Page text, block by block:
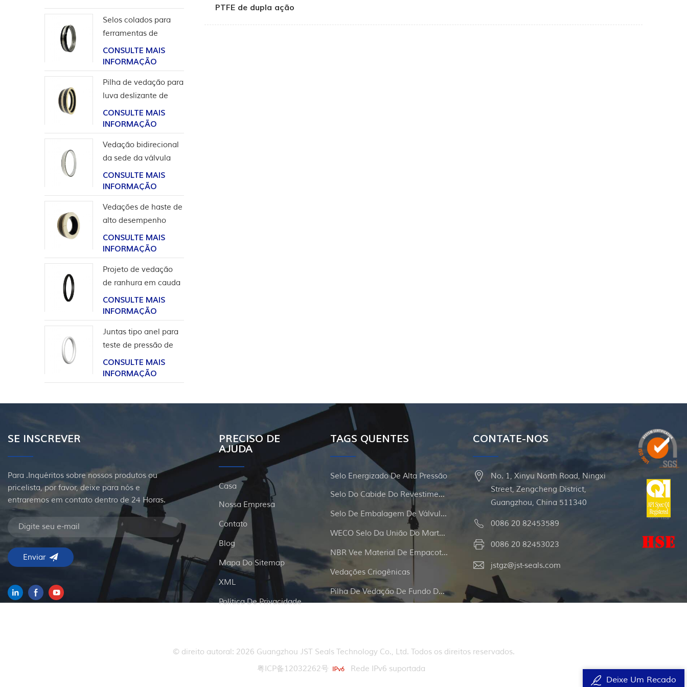
PTFE de dupla ação
Selos colados para
ferramentas de
completação
CONSULTE MAIS
INFORMAÇÃO
Pilha de vedação para
luva deslizante de
ferramentas de poço
CONSULTE MAIS
INFORMAÇÃO
Vedação bidirecional
da sede da válvula
esférica de alta
pressão
CONSULTE MAIS
INFORMAÇÃO
Vedações de haste de
alto desempenho
para aplicação em
hidrogênio
CONSULTE MAIS
INFORMAÇÃO
Projeto de vedação
de ranhura em cauda
de andorinha para
revestimento de
cabeça de poço
CONSULTE MAIS
INFORMAÇÃO
Juntas tipo anel para
teste de pressão de
válvula
CONSULTE MAIS
INFORMAÇÃO
SE INSCREVER
Para .Inquéritos sobre nossos produtos ou
pricelista, por favor, deixe para nós e
entraremos em contato dentro de 24 Horas.
PRECISO DE
AJUDA
Casa
Nossa Empresa
Contato
Blog
Mapa Do Sitemap
XML
Política De Privacidade
TAGS QUENTES
Selo Energizado De Alta Pressão
Selo Do Cabide Do Revestimento E Da Tubulação
Selo De Embalagem De Válvula De Portão
WECO Selo Da União Do Martelo
NBR Vee Material De Empacotamento
Vedações Criogênicas
Pilha De Vedação De Fundo De Poço
CONTATE-NOS
No. 1, Xinyu North Road, Ningxi
Street, Zengcheng District,
Guangzhou, China 511340
0086 20 82453589
0086 20 82453023
jstgz@jst-seals.com
© direito autoral: 2026 Guangzhou JST Seals Technology Co., Ltd. Todos os direitos reservados.
粤ICP备12032262号
Rede IPv6 suportada
Deixe Um Recado